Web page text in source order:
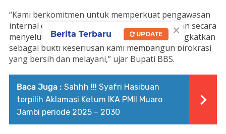
“Kami berkomitmen untuk memperkuat pengawasan
internal dan memperbaiki sistem pemerintahan secara
menyeluruh. Capaian MCP akan terus kami tingkatkan
sebagai bukti keseriusan kami membangun birokrasi
yang bersih dan melayani,” ujar Bupati BBS.
Baca Juga : Sahhh !!! Syafri Hasibuan
terpilih Aklamasi Ketum IKA PMII Muaro
Jambi periode 2025 – 2030
×
Berita Terbaru UPDATE